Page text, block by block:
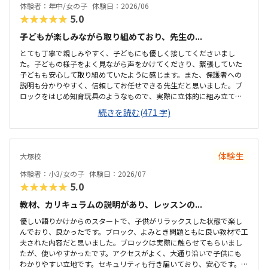
体験者：年中/女の子 体験日：2026/06
★★★★★ 5.0
子どもが楽しみながら取り組めており、先生の...
とても丁寧で親しみやすく、子どもにも優しく接してくださいまし
た。子どもの様子をよく見ながら声をかけてくださり、緊張していた
子どもも安心して取り組めていたように感じます。また、保護者への
説明も分かりやすく、信頼してお任せできる先生だと思いました。ブ
ロックをはじめ知育玩具のようなもので、実際に立体的に組み立てて
見ることができたので体験を通して身につくなと感じました。駐車場
はありませんが広い道路沿いにあるご自宅なので問題ありませんでし
た。自宅前道路沿いに駐車し子どもを送迎する流れのようです。落ち
着いた雰囲気で、子どもが集中して学べる環境だと感じました。教室
印象を受けました。初めての体験でしたが、子どももリラックスして
取り組めていたように思います。隔週レッスンなので1回あたりは高く
感じるかもしれません。ですが内容が簡単に学べるもの...
続きを読む(471 字)
大塚校 体験生
体験者：小3/女の子 体験日：2026/07
★★★★★ 5.0
教材、カリキュラムの説明があり、レッスンの...
優しい語りかけからのスタートで、子供がリラックスした状態で楽し
んでおり、良かったです。ブロック、よみとき問題ともに良い教材で工
夫された内容だと思いました。ブロックは実際に触らせてもらいまし
たが、使いやすかったです。アクセスがよく、大通り沿いで子供にも
わかりやすい立地です。セキュリティも行き届いており、安心です。控